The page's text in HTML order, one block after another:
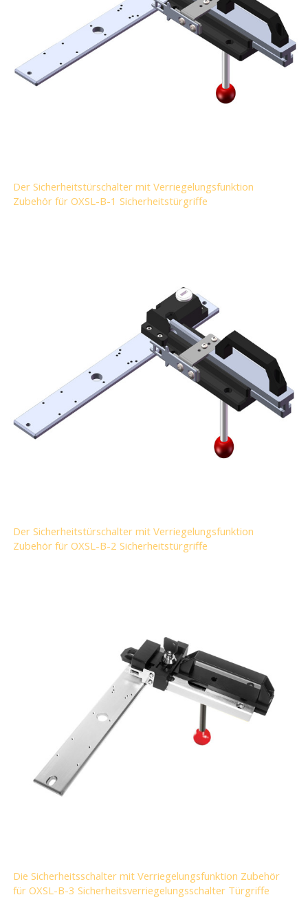
Der Sicherheitstürschalter mit Verriegelungsfunktion
Zubehör für OXSL-B-1 Sicherheitstürgriffe
Der Sicherheitstürschalter mit Verriegelungsfunktion
Zubehör für OXSL-B-2 Sicherheitstürgriffe
Die Sicherheitsschalter mit Verriegelungsfunktion Zubehör
für OXSL-B-3 Sicherheitsverriegelungsschalter Türgriffe